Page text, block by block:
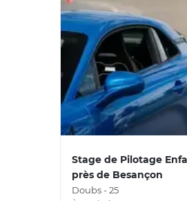
Stage de Pilotage
près de Besançon
Doubs - 25